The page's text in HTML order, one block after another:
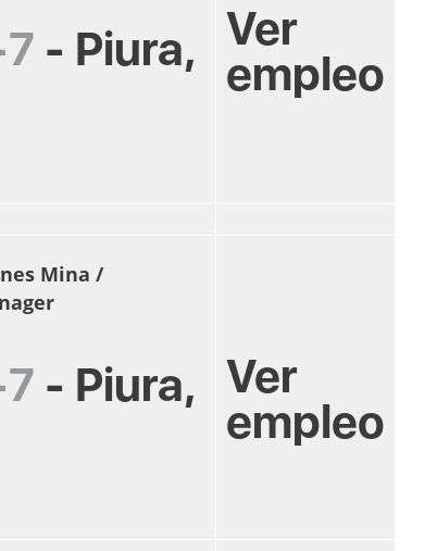
- Piura, Ver
empleo
Mina /
- Piura, Ver
empleo